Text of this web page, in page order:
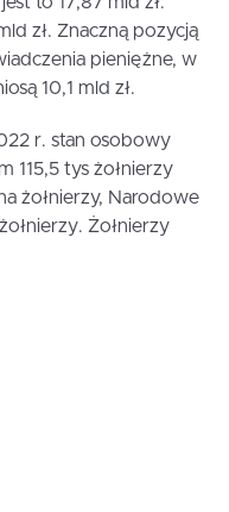
zł. Znaczną pozycją
pieniężne, w
10,1 mld zł.
r. stan osobowy
115,5 tys żołnierzy
żołnierzy, Narodowe
Żołnierzy